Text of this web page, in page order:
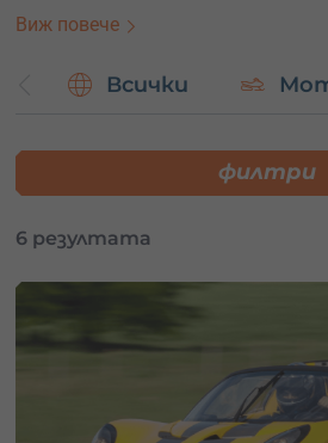
каквото не е опитвал досега – със
подготвен автомобил и под
кола. Вземи и за себе си и
си умения, за да усетиш
мощен автомобил. Придобий
практикуваш с увереност.
Избери от:
– дрифтинг с тунингована
– уроци по дрифт шофиране със
– уроци по екстремно
Виж повече
Всички
филтри
6 резултата